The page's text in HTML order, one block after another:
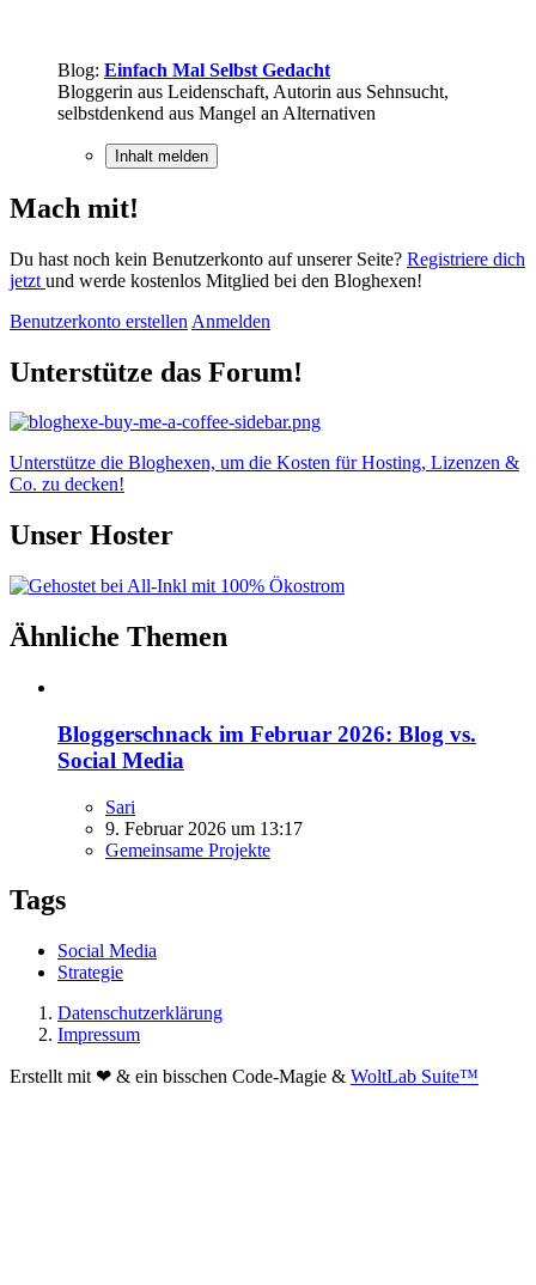
Blog: Einfach Mal Selbst Gedacht
Bloggerin aus Leidenschaft, Autorin aus Sehnsucht,
selbstdenkend aus Mangel an Alternativen
Inhalt melden
Mach mit!
Du hast noch kein Benutzerkonto auf unserer Seite? Registriere dich
jetzt und werde kostenlos Mitglied bei den Bloghexen!
Benutzerkonto erstellen Anmelden
Unterstütze das Forum!
Unterstütze die Bloghexen, um die Kosten für Hosting, Lizenzen &
Co. zu decken!
Unser Hoster
Ähnliche Themen
Bloggerschnack im Februar 2026: Blog vs.
Social Media
Sari
9. Februar 2026 um 13:17
Gemeinsame Projekte
Tags
Social Media
Strategie
Datenschutzerklärung
Impressum
Erstellt mit ❤ & ein bisschen Code-Magie & WoltLab Suite™